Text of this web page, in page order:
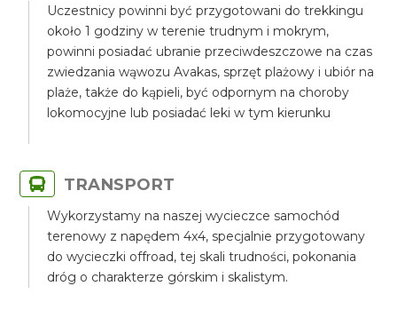
Uczestnicy powinni być przygotowani do trekkingu
około 1 godziny w terenie trudnym i mokrym,
powinni posiadać ubranie przeciwdeszczowe na czas
zwiedzania wąwozu Avakas, sprzęt plażowy i ubiór na
plaże, także do kąpieli, być odpornym na choroby
lokomocyjne lub posiadać leki w tym kierunku
TRANSPORT
Wykorzystamy na naszej wycieczce samochód
terenowy z napędem 4x4, specjalnie przygotowany
do wycieczki offroad, tej skali trudności, pokonania
dróg o charakterze górskim i skalistym.